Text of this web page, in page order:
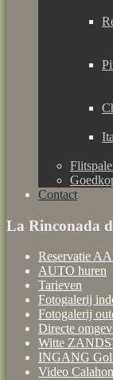
Contact
La Rinconada
Reservatie
AUTO huren
Tarieven
Fotogalerij
Fotogalerij
Directe
Witte
INGANG
Video